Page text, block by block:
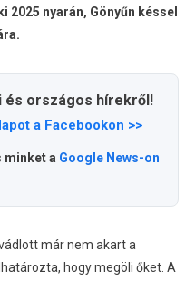
nyarán, Gönyűn késsel
és országos hírekről!
a Facebookon >>
minket a Google News-on
már nem akart a
hogy megöli őket. A